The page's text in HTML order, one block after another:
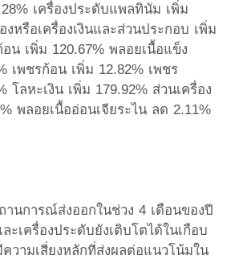
เครื่องประดับแพลทินัม เพิ่ม
งหรือเครื่องเงินและส่วนประกอบ เพิ่ม
น เพิ่ม 120.67% พลอยเนื้อแข็ง
เพชรก้อน เพิ่ม 12.82% เพชร
โลหะเงิน เพิ่ม 179.92% ส่วนเครื่อง
พลอยเนื้ออ่อนเจียระไน ลด 2.11%
านการณ์ส่งออกในช่วง 4 เดือนของปี
เครื่องประดับยังเติบโตได้ในเกือบ
ามเสี่ยงหลักที่ส่งผลต่อแนวโน้มใน